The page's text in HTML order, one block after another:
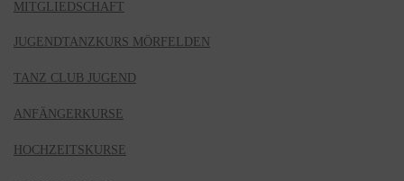
MITGLIEDSCHAFT
JUGENDTANZKURS MÖRFELDEN
TANZ CLUB JUGEND
ANFÄNGERKURSE
HOCHZEITSKURSE